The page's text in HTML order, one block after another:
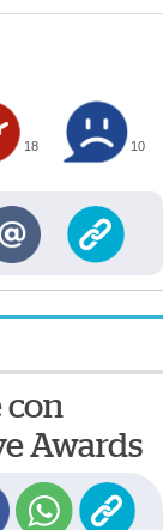
18 10
con
Awards